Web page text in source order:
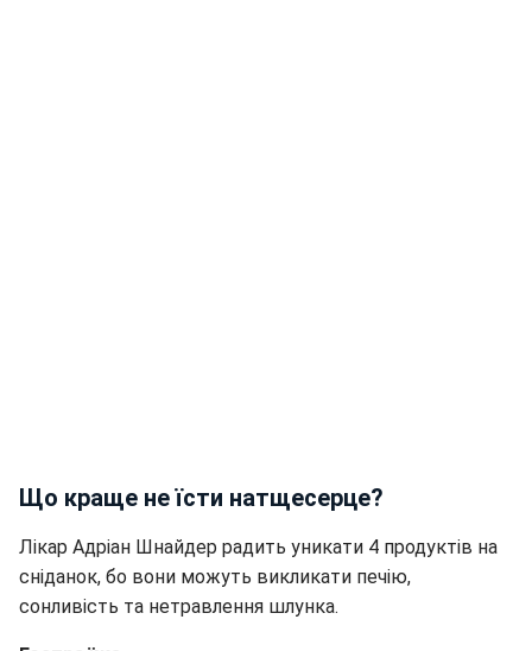
Що краще не їсти натщесерце?
Лікар Адріан Шнайдер радить уникати 4 продуктів на
сніданок, бо вони можуть викликати печію,
сонливість та нетравлення шлунка.